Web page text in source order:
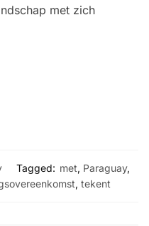
met zich
Tagged: met, Paraguay,
, tekent